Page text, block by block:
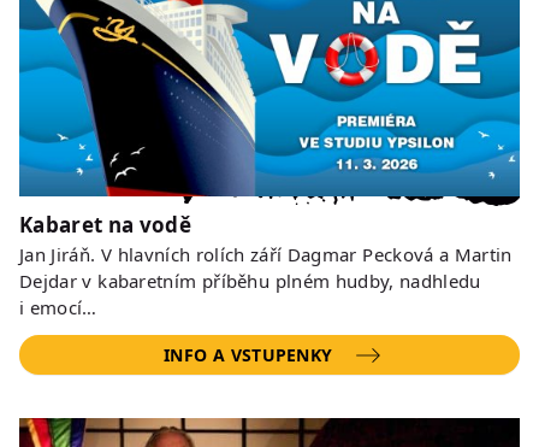
Kabaret na vodě
Jan Jiráň. V hlavních rolích září Dagmar Pecková a Martin
Dejdar v kabaretním příběhu plném hudby, nadhledu
i emocí…
INFO A VSTUPENKY